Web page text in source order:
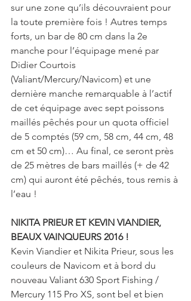
sur une zone qu’ils découvraient pour
la toute première fois ! Autres temps
forts, un bar de 80 cm dans la 2e
manche pour l’équipage mené par
Didier Courtois
(Valiant/Mercury/Navicom) et une
dernière manche remarquable à l’actif
de cet équipage avec sept poissons
maillés pêchés pour un quota officiel
de 5 comptés (59 cm, 58 cm, 44 cm, 48
cm et 50 cm)… Au final, ce seront près
de 25 mètres de bars maillés (+ de 42
cm) qui auront été pêchés, tous remis à
l’eau !
NIKITA PRIEUR ET KEVIN VIANDIER,
BEAUX VAINQUEURS 2016 !
Kevin Viandier et Nikita Prieur, sous les
couleurs de Navicom et à bord du
nouveau Valiant 630 Sport Fishing /
Mercury 115 Pro XS, sont bel et bien